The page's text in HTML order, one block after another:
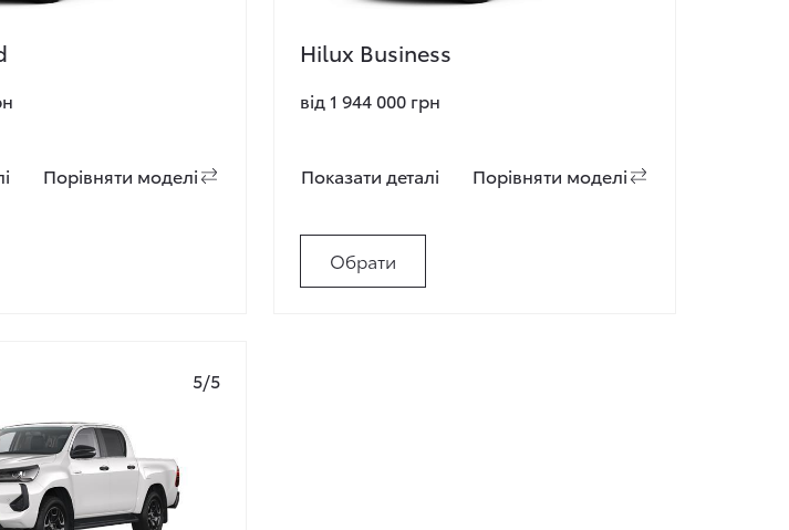
Порiвняти моделi
Hilux Business
від 1 944 000 грн
Показати деталi Порiвняти моделi
Обрати
5/5